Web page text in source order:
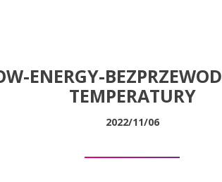
ENERGY-
TEMPERATURY
2022/11/06